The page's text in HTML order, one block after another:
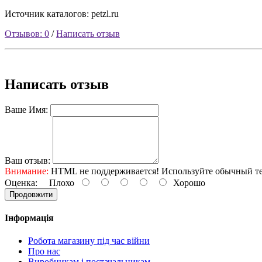
Источник каталогов: petzl.ru
Отзывов: 0 /Написать отзыв
Написать отзыв
Ваше Имя:
Ваш отзыв:
Внимание: HTML не поддерживается! Используйте обычный
Оценка: Плохо Хорошо
Продовжити
Інформація
Робота магазину під час війни
Про нас